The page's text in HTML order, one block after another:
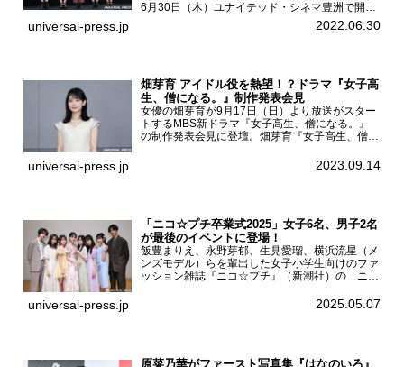
6月30日（木）ユナイテッド・シネマ豊洲で開催
され、日向坂46メンバーの加藤史帆、齊藤京
子、佐々木久美、富田鈴花、松田好花の5人が登
universal-press.jp 2022.06.30
畑芽育 アイドル役を熱望！？ドラマ『女子高
生、僧になる。』制作発表会見
女優の畑芽育が9月17日（日）より放送がスター
トするMBS新ドラマ『女子高生、僧になる。』
の制作発表会見に登壇。畑芽育『女子高生、僧に
ーについて「下白石麦は頭にビックリマークと、
universal-press.jp 2023.09.14
「ニコ☆プチ卒業式2025」女子6名、男子2名
が最後のイベントに登場！
飯豊まりえ、永野芽郁、生見愛瑠、横浜流星（メ
ンズモデル）らを輩出した女子小学生向けのファ
ッション雑誌『ニコ☆プチ』（新潮社）の「ニコ
モード学園コクーンタワーで開催され、卒業モデ
universal-press.jp 2025.05.07
原菜乃華がファースト写真集『はなのいろ』